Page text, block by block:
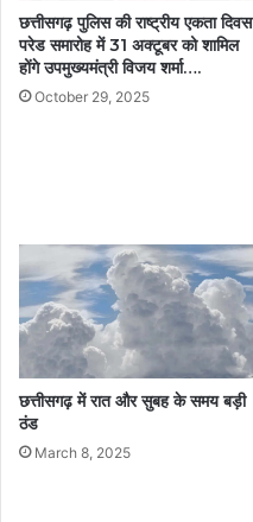
छत्तीसगढ़ पुलिस की राष्ट्रीय एकता दिवस
परेड समारोह में 31 अक्टूबर को शामिल
होंगे उपमुख्यमंत्री विजय शर्मा….
October 29, 2025
छत्तीसगढ़ में रात और सुबह के समय बड़ी
ठंड
March 8, 2025